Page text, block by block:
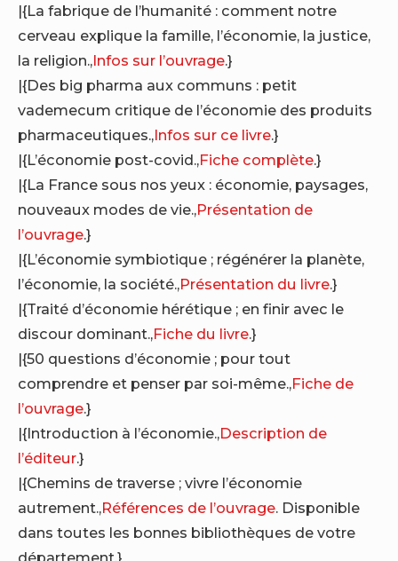
|{La fabrique de l’humanité : comment notre
cerveau explique la famille, l’économie, la justice,
la religion.,Infos sur l’ouvrage.}
|{Des big pharma aux communs : petit
vademecum critique de l’économie des produits
pharmaceutiques.,Infos sur ce livre.}
|{L’économie post-covid.,Fiche complète.}
|{La France sous nos yeux : économie, paysages,
nouveaux modes de vie.,Présentation de
l’ouvrage.}
|{L’économie symbiotique ; régénérer la planète,
l’économie, la société.,Présentation du livre.}
|{Traité d’économie hérétique ; en finir avec le
discour dominant.,Fiche du livre.}
|{50 questions d’économie ; pour tout
comprendre et penser par soi-même.,Fiche de
l’ouvrage.}
|{Introduction à l’économie.,Description de
l’éditeur.}
|{Chemins de traverse ; vivre l’économie
autrement.,Références de l’ouvrage. Disponible
dans toutes les bonnes bibliothèques de votre
département.}